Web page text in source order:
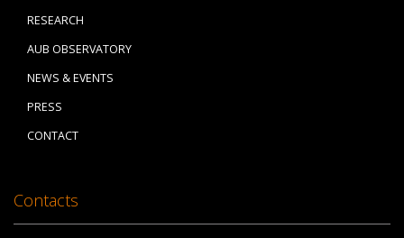
RESEARCH
AUB OBSERVATORY
NEWS & EVENTS
PRESS
CONTACT
Contacts